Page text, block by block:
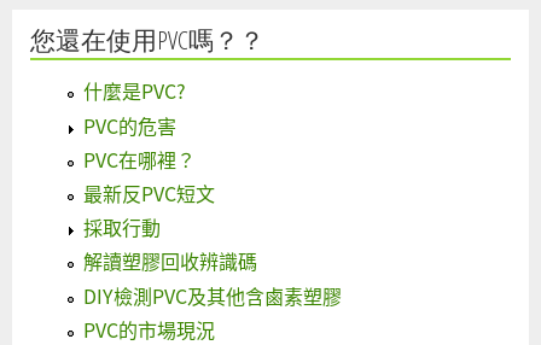
您還在使用PVC嗎？？
什麼是PVC?
PVC的危害
PVC在哪裡？
最新反PVC短文
採取行動
解讀塑膠回收辨識碼
DIY檢測PVC及其他含鹵素塑膠
PVC的市場現況